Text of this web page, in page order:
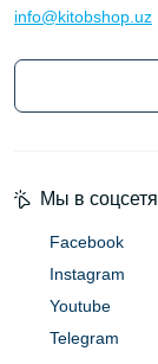
info@kitobshop.uz
Мы в
Facebook
Instagram
Youtube
Telegram